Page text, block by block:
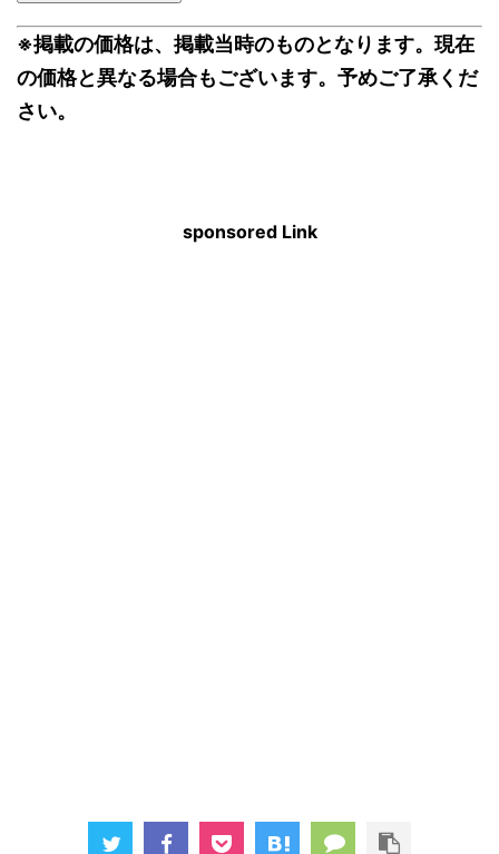
※掲載の価格は、掲載当時のものとなります。現在
の価格と異なる場合もございます。予めご了承くだ
さい。
sponsored Link